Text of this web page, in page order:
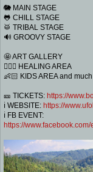
🐘 MAIN STAGE
🐸 CHILL STAGE
🥁 TRIBAL STAGE
🔊 GROOVY STAGE
🤩 ART GALLERY
🧘🏻‍♂️ HEALING AREA
👶🏻 KIDS AREA and
🎫 TICKETS: https://
ℹ️ WEBSITE: https://
ℹ️ FB EVENT:
https://